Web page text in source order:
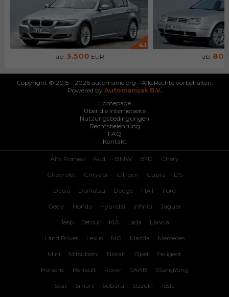
4.1
ab: 3.500 EUR ab: 800
Copyright © 2015 - 2026 automanie.org - Alle Rechte vorbehalten.
Powered by Automanijak B.V.
Homepage
Über die Internetseite
Nutzungsbedingungen
Rechtsbelehrung
FAQ
Kontakt
Alfa Romeo Audi BMW BYD Chery
Chevrolet Chrysler Citroen Cupra DS
Dacia Daihatsu Dodge FIAT Ford
Geely Honda Hyundai Infiniti Jaguar
Jeep Jetour KIA Lada Lancia
Land Rover Lexus MG Mazda Mercedes
Mini Mitsubishi Nissan Opel Peugeot
Porsche Renault Rover SAAB SSangYong
Seat Smart Subaru Suzuki Tesla